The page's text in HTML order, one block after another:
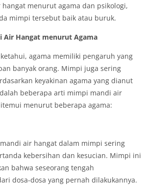
menurut agama dan psikologi,
mimpi tersebut baik atau buruk.
Air Hangat menurut Agama
agama memiliki pengaruh yang
banyak orang. Mimpi juga sering
keyakinan agama yang dianut
beberapa arti mimpi mandi air
menurut beberapa agama:
air hangat dalam mimpi sering
kebersihan dan kesucian. Mimpi ini
bahwa seseorang tengah
dosa-dosa yang pernah dilakukannya.